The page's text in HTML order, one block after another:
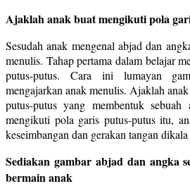
Ajaklah anak buat mengikuti pola
Sesudah anak mengenal abjad dan
menulis. Tahap pertama dalam belajar
putus-putus. Cara ini lumayan
mengajarkan anak menulis. Ajaklah
putus-putus yang membentuk
mengikuti pola garis putus-putus itu,
keseimbangan dan gerakan tangan
Sediakan gambar abjad dan angka
bermain anak